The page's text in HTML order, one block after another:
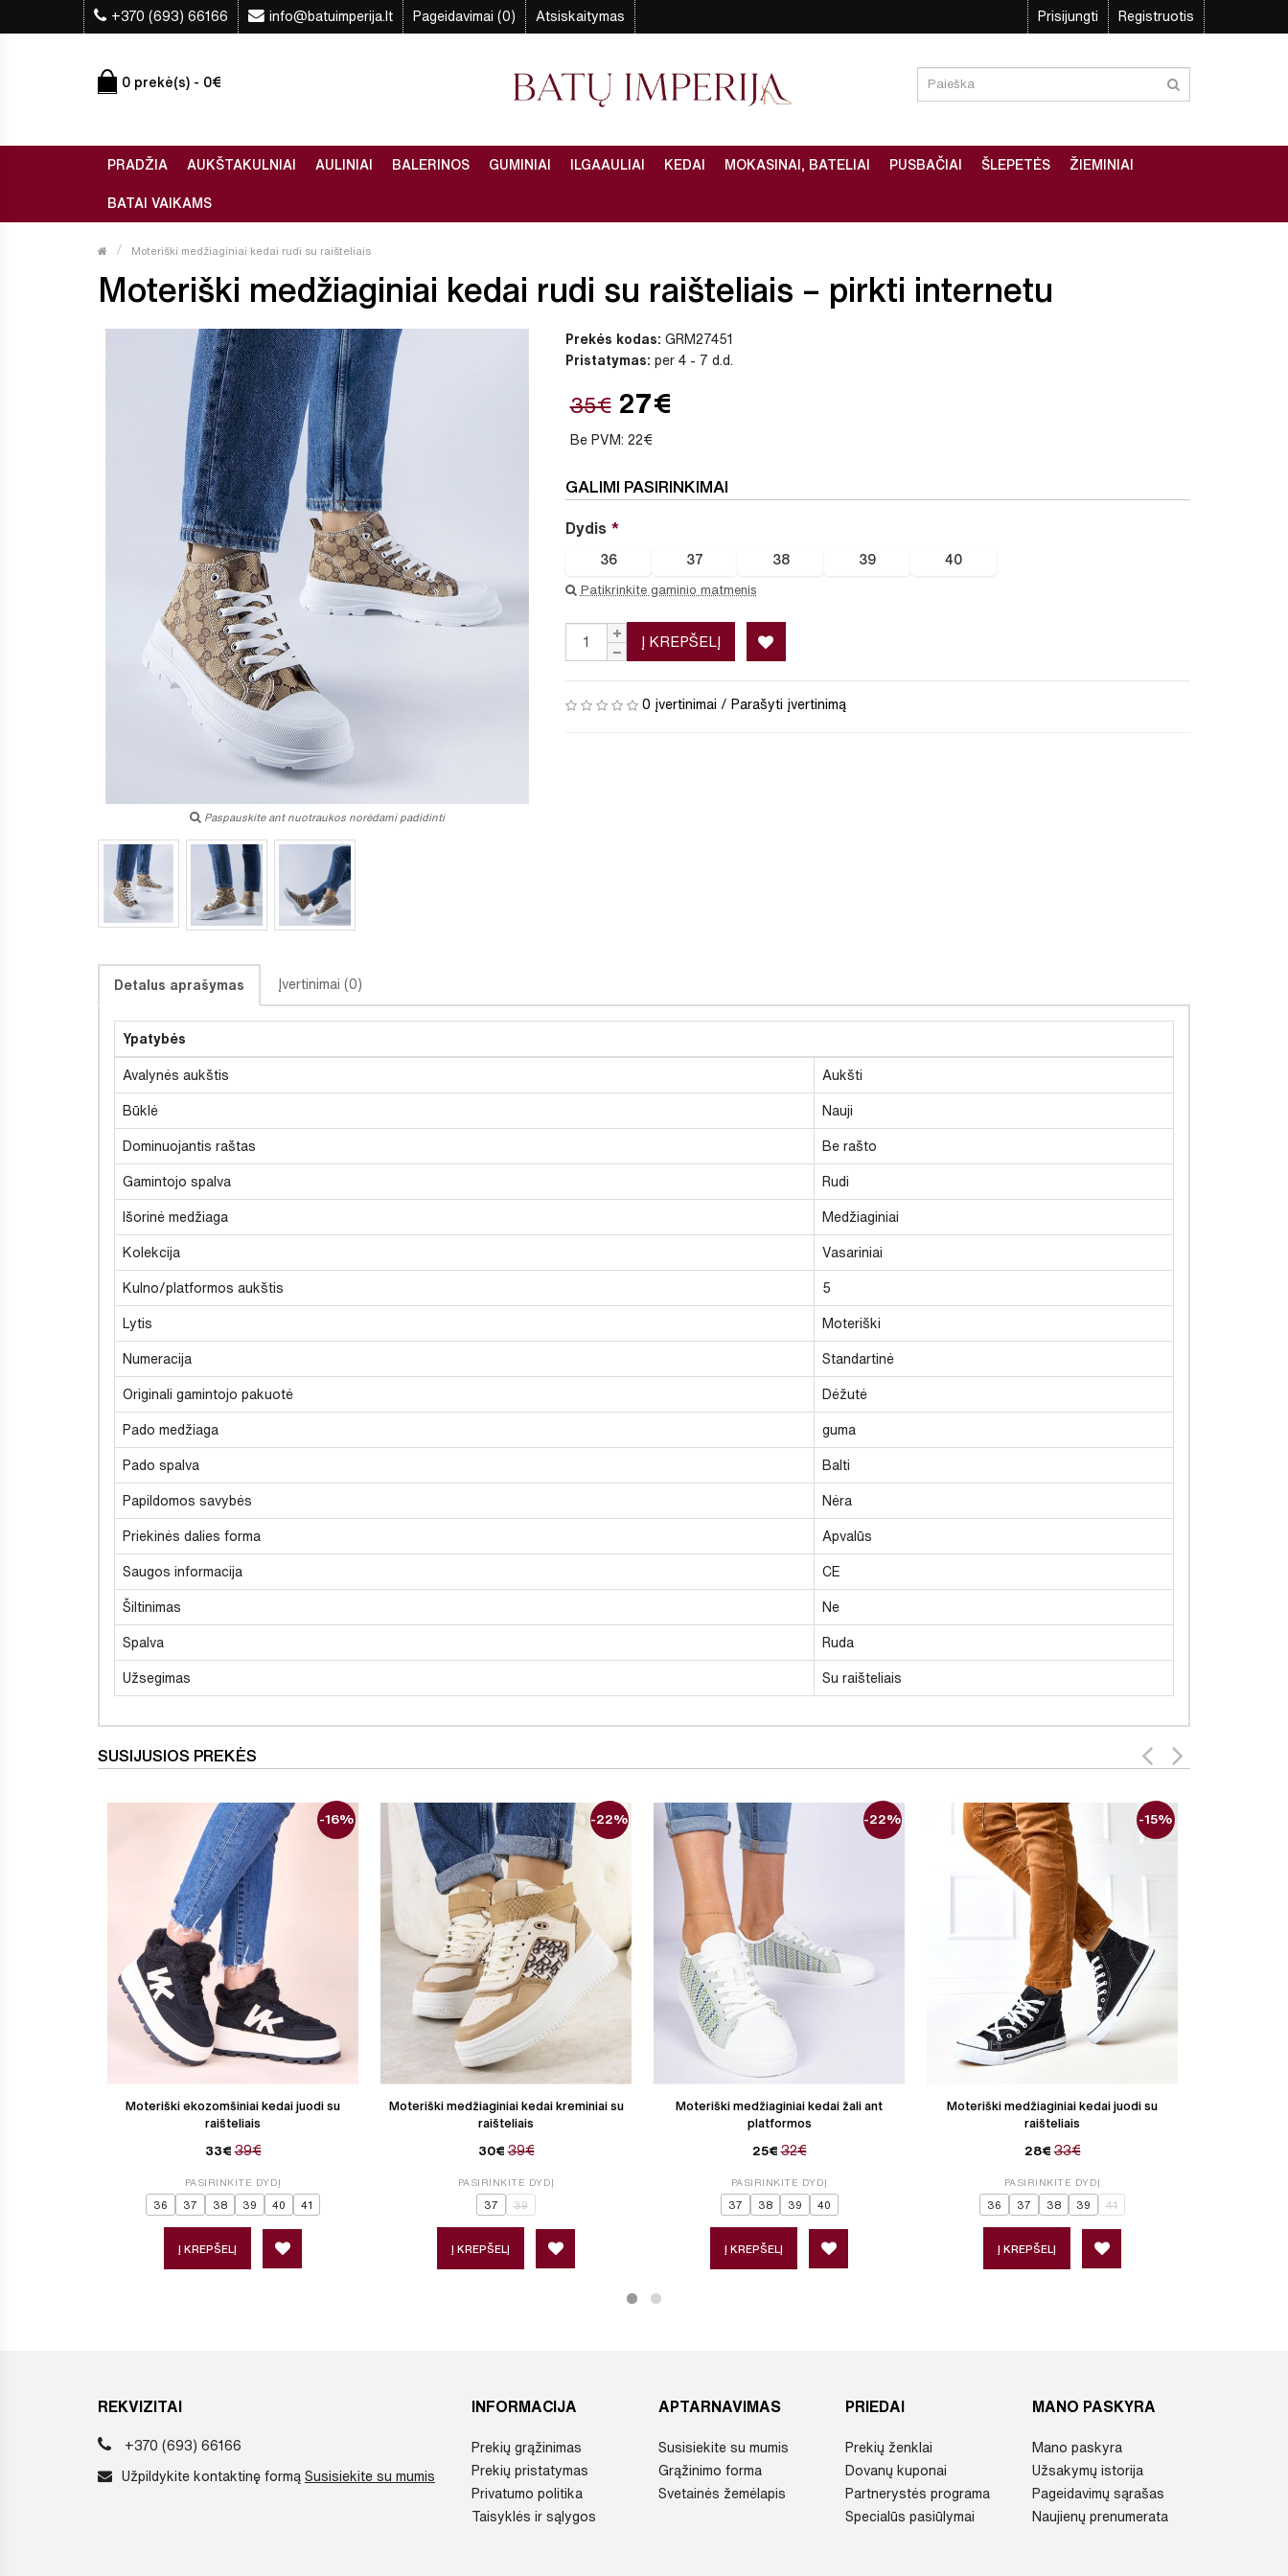
+370 (693) 66166 info@batuimperija.lt Pageidavimai (0) Atsiskaitymas Prisijungti Registruotis
0 prekė(s) - 0€
PRADŽIA AUKŠTAKULNIAI AULINIAI BALERINOS GUMINIAI ILGAAULIAI KEDAI MOKASINAI, BATELIAI PUSBAČIAI ŠLEPETĖS ŽIEMINIAI
BATAI VAIKAMS
Moteriški medžiaginiai kedai rudi su raišteliais
Moteriški medžiaginiai kedai rudi su raišteliais – pirkti internetu
Paspauskite ant nuotraukos norėdami padidinti
Prekės kodas: GRM27451
Pristatymas: per 4 - 7 d.d.
35€ 27€
Be PVM: 22€
GALIMI PASIRINKIMAI
Dydis
36 37 38 39 40
Patikrinkite gaminio matmenis
Į KREPŠELĮ
0 įvertinimai / Parašyti įvertinimą
Detalus aprašymas Įvertinimai (0)
Ypatybės
Avalynės aukštis Aukšti
Būklė Nauji
Dominuojantis raštas Be rašto
Gamintojo spalva Rudi
Išorinė medžiaga Medžiaginiai
Kolekcija Vasariniai
Kulno/platformos aukštis 5
Lytis Moteriški
Numeracija Standartinė
Originali gamintojo pakuotė Dėžutė
Pado medžiaga guma
Pado spalva Balti
Papildomos savybės Nėra
Priekinės dalies forma Apvalūs
Saugos informacija CE
Šiltinimas Ne
Spalva Ruda
Užsegimas Su raišteliais
SUSIJUSIOS PREKĖS
Moteriški ekozomšiniai kedai juodi su
raišteliais
33€ 39€
-16%
PASIRINKITE DYDĮ
36 37 38 39 40 41
Į KREPŠELĮ
Moteriški medžiaginiai kedai kreminiai su
raišteliais
30€ 39€
-22%
PASIRINKITE DYDĮ
37 39
Į KREPŠELĮ
Moteriški medžiaginiai kedai žali ant
platformos
25€ 32€
-22%
PASIRINKITE DYDĮ
37 38 39 40
Į KREPŠELĮ
Moteriški medžiaginiai kedai juodi su
raišteliais
28€ 33€
-15%
PASIRINKITE DYDĮ
36 37 38 39 41
Į KREPŠELĮ
REKVIZITAI
+370 (693) 66166
Užpildykite kontaktinę formą Susisiekite su mumis
INFORMACIJA
Prekių grąžinimas
Prekių pristatymas
Privatumo politika
Taisyklės ir sąlygos
APTARNAVIMAS
Susisiekite su mumis
Grąžinimo forma
Svetainės žemėlapis
PRIEDAI
Prekių ženklai
Dovanų kuponai
Partnerystės programa
Specialūs pasiūlymai
MANO PASKYRA
Mano paskyra
Užsakymų istorija
Pageidavimų sąrašas
Naujienų prenumerata